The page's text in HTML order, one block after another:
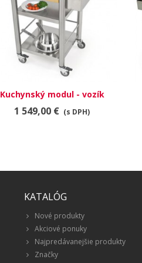
Kuchynský modul - vozík
692501
1 549,00 € (s DPH)
KATALÓG
Nové produkty
Akciové ponuky
Najpredávanejšie produkty
Značky